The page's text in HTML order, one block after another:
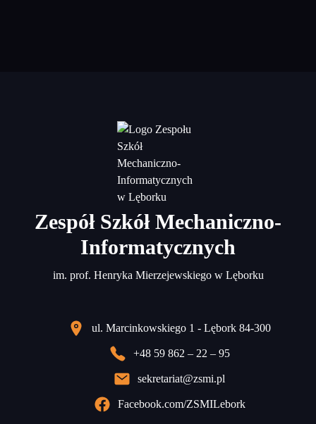
Zespół Szkół Mechaniczno-
Informatycznych
im. prof. Henryka Mierzejewskiego w Lęborku
ul. Marcinkowskiego 1 - Lębork 84-300
+48 59 862 – 22 – 95
sekretariat@zsmi.pl
Facebook.com/ZSMILebork